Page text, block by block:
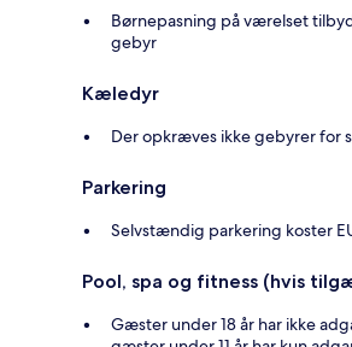
Børnepasning på værelset
gebyr
Kæledyr
Der opkræves ikke gebyrer for
Parkering
Selvstændig parkering koster
Pool, spa og fitness (hvis
Gæster under 18 år har ikke